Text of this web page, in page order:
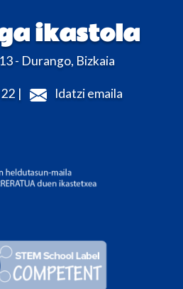
ikastola
- Durango, Bizkaia
| Idatzi emaila